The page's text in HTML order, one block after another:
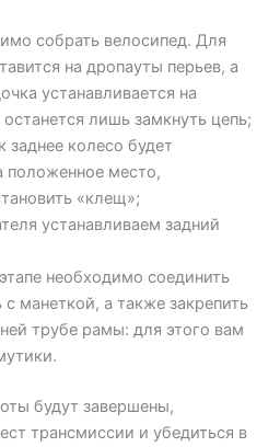
собрать велосипед. Для
на дропауты перьев, а
устанавливается на
лишь замкнуть цепь;
заднее колесо будет
положенное место,
«клещ»;
устанавливаем задний
необходимо соединить
с манеткой, а также закрепить
трубе рамы: для этого вам
будут завершены,
трансмиссии и убедиться в